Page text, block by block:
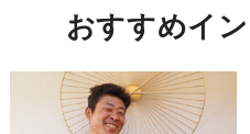
おすすめイ